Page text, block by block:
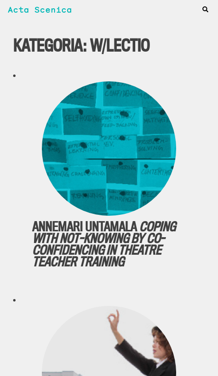
Acta Scenica
KATEGORIA:W/LECTIO
ANNEMARI UNTAMALACOPING
WITH NOT-KNOWING BY CO-
CONFIDENCING IN THEATRE
TEACHER TRAINING